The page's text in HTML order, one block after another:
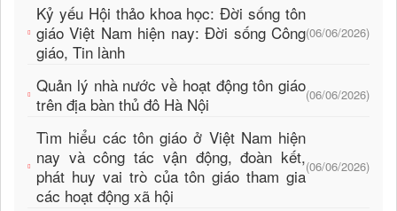
Kỷ yếu Hội thảo khoa học: Đời sống tôn
giáo Việt Nam hiện nay: Đời sống Công
giáo, Tin lành
(06/06/2026)
Quản lý nhà nước về hoạt động tôn giáo
trên địa bàn thủ đô Hà Nội
(06/06/2026)
Tìm hiểu các tôn giáo ở Việt Nam hiện
nay và công tác vận động, đoàn kết,
phát huy vai trò của tôn giáo tham gia
các hoạt động xã hội
(06/06/2026)